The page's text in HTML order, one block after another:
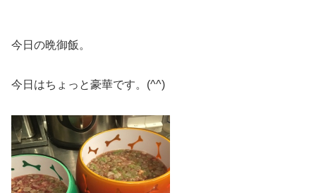
今日の晩御飯。
今日はちょっと豪華です。(^^)